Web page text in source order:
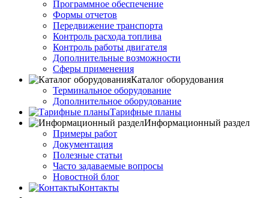
Программное обеспечение
Формы отчетов
Передвижение транспорта
Контроль расхода топлива
Контроль работы двигателя
Дополнительные возможности
Сферы применения
Каталог оборудования
Терминальное оборудование
Дополнительное оборудование
Тарифные планы
Информационный раздел
Примеры работ
Документация
Полезные статьи
Часто задаваемые вопросы
Новостной блог
Контакты